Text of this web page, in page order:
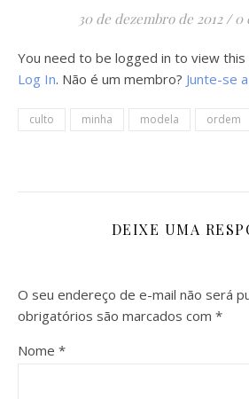
30 de dezembro de 2012 / 0
You need to be logged in to view
Log In. Não é um membro? Junte-se
culto minha modela ordem
DEIXE UMA
O seu endereço de e-mail não será
obrigatórios são marcados com *
Nome *